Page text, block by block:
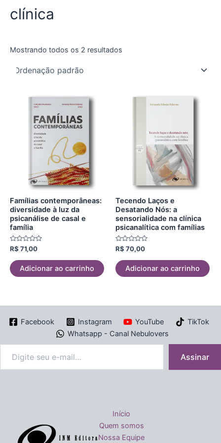
clínica
Mostrando todos os 2 resultados
Famílias contemporâneas:
diversidade à luz da
psicanálise de casal e
família
Avaliação
de
5
R$ 71,00
Adicionar ao carrinho
Tecendo Laços e
Desatando Nós: a
sensorialidade na clínica
psicanalítica com famílias
Avaliação
de
5
R$ 70,00
Adicionar ao carrinho
Facebook Instagram YouTube
TikTok
Whatsapp - Canal Nebulovers
Assinar
Início
Quem somos
Nossa Equipe